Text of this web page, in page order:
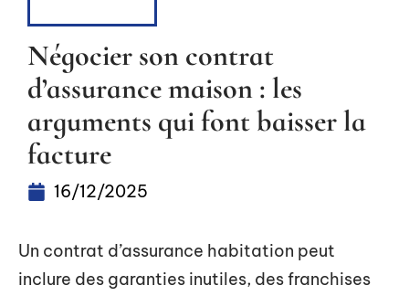
Négocier son contrat
d’assurance maison : les
arguments qui font baisser la
facture
16/12/2025
Un contrat d’assurance habitation peut
inclure des garanties inutiles, des franchises